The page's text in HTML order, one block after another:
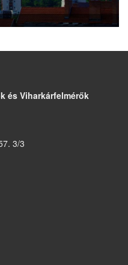
és Viharkárfelmérők
3/3